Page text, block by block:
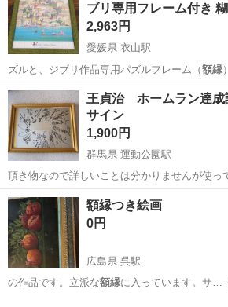
ブリ専用フレーム付き
2,963円
愛媛県 衣山駅
ズルと、ジブリ作品専用パズルフレーム（額縁
ルはすでに綺麗…
愛媛 松山市 衣山駅 ジブリ
王貞治 ホームラン達
サイン
1,900円
群馬県 運動公園駅
頂き物なので詳しいことは分かりませんが使っ
したく出品します。
群馬 桐生市 運動公園駅
額縁つき絵画
0円
広島県 呉駅
の作品です。立派な額縁に入っています。サ…